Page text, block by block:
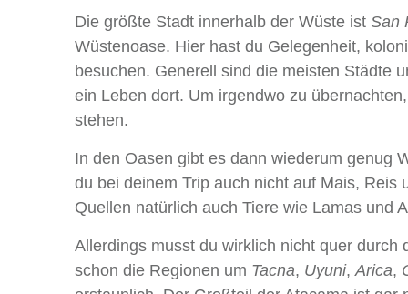
Die größte Stadt innerhalb der Wüste ist San
Wüstenoase. Hier hast du Gelegenheit,
besuchen. Generell sind die meisten Städte
ein Leben dort. Um irgendwo zu
stehen.
In den Oasen gibt es dann wiederum genug
du bei deinem Trip auch nicht auf Mais,
Quellen natürlich auch Tiere wie Lamas und
Allerdings musst du wirklich nicht quer
schon die Regionen um Tacna, Uyuni,Arica,